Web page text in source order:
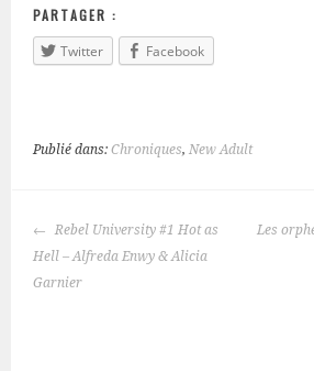
PARTAGER :
Twitter
Facebook
Publié dans:Chroniques, New Adult
NAVIGATION
DES
Rebel University #1 Hot as
Hell – Alfreda Enwy & Alicia
Garnier
Les